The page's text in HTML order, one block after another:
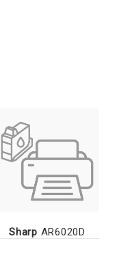
Sharp AR6020D